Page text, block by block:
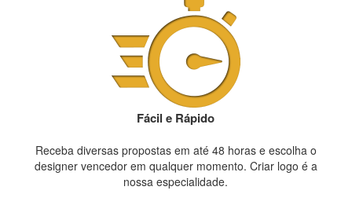
Fácil e Rápido
Receba diversas propostas em até 48 horas e escolha o
designer vencedor em qualquer momento. Criar logo é a
nossa especialidade.